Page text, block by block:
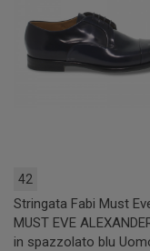
42
Stringata Fabi Must
MUST EVE
in spazzolato blu